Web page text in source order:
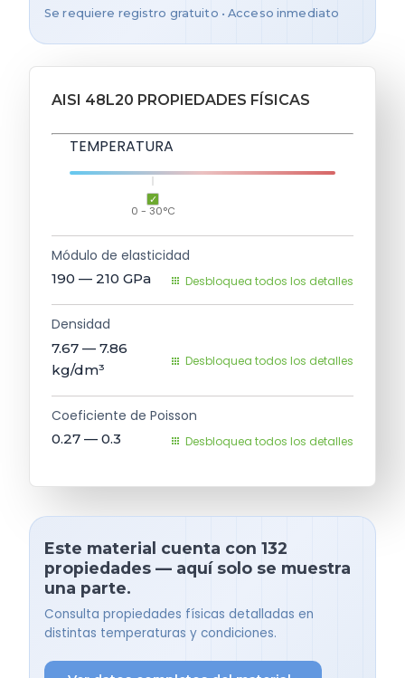
Se requiere registro gratuito • Acceso inmediato
AISI 48L20 PROPIEDADES FÍSICAS
TEMPERATURA
0 - 30°C
Módulo de elasticidad
190 — 210 GPa Desbloquea todos los detalles
Densidad
7.67 — 7.86
kg/dm³
Desbloquea todos los detalles
Coeficiente de Poisson
0.27 — 0.3 Desbloquea todos los detalles
Este material cuenta con 132
propiedades — aquí solo se muestra
una parte.
Consulta propiedades físicas detalladas en
distintas temperaturas y condiciones.